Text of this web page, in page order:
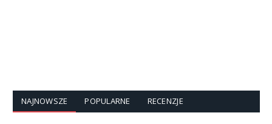
NAJNOWSZE POPULARNE RECENZJE